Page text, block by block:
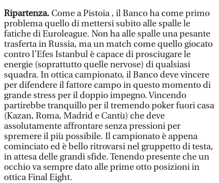
Ripartenza. Come a Pistoia , il Banco ha come primo
problema quello di mettersi subito alle spalle le
fatiche di Euroleague. Non ha alle spalle una pesante
trasferta in Russia, ma un match come quello giocato
contro l’Efes Istanbul è capace di prosciugare le
energie (soprattutto quelle nervose) di qualsiasi
squadra. In ottica campionato, il Banco deve vincere
per difendere il fattore campo in questo momento di
grande stress per il doppio impegno. Vincendo
partirebbe tranquillo per il tremendo poker fuori casa
(Kazan, Roma, Madrid e Cantù) che deve
assolutamente affrontare senza pressioni per
spremere il più possibile. Il campionato è appena
cominciato ed è bello ritrovarsi nel gruppetto di testa,
in attesa delle grandi sfide. Tenendo presente che un
occhio va sempre dato alle prime otto posizioni in
ottica Final Eight.